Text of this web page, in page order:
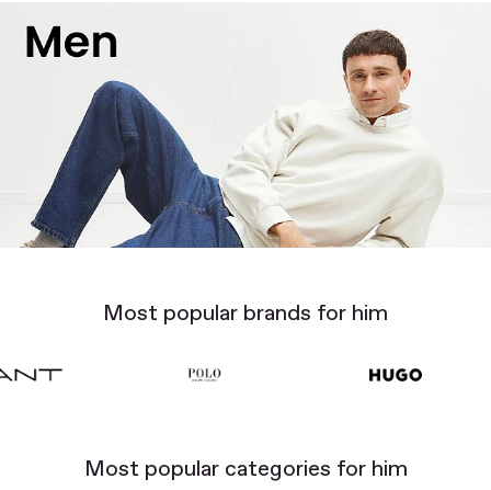
Most popular brands for him
Most popular categories for him